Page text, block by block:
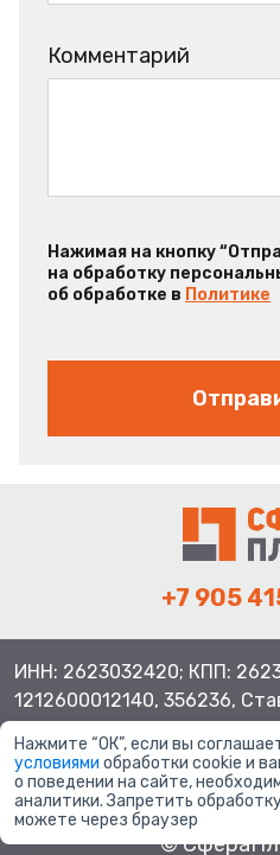
Комментарий
Нажимая на кнопку
на обработку
об обработке в Политике
+7 905
ИНН: 2623032420; КПП:
1212600012140, 356236,
Шпаковский район,
©
Нажмите “ОК”, если вы
условиями обработки cookie и
о поведении на сайте,
аналитики. Запретить
можете через браузер